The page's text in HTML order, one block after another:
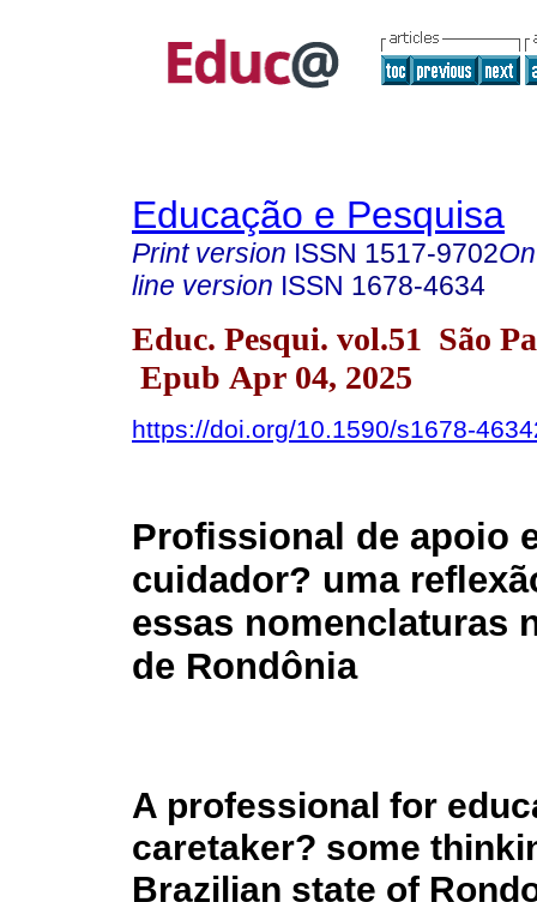
Educação e Pesquisa
Print version ISSN 1517-9702
line version ISSN 1678-4634
Educ. Pesqui. vol.51 São
Epub Apr 04, 2025
https://doi.org/10.1590/s1678-
Profissional de apoio
cuidador? uma
essas nomenclaturas
de Rondônia
A professional for
caretaker? some
Brazilian state of